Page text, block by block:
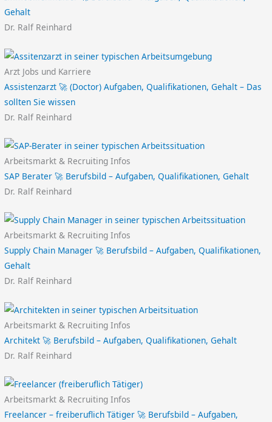
Gehalt
Dr. Ralf Reinhard
Arzt Jobs und Karriere
Assistenzarzt 🚀 (Doctor) Aufgaben, Qualifikationen, Gehalt – Das
sollten Sie wissen
Dr. Ralf Reinhard
Arbeitsmarkt & Recruiting Infos
SAP Berater 🚀 Berufsbild – Aufgaben, Qualifikationen, Gehalt
Dr. Ralf Reinhard
Arbeitsmarkt & Recruiting Infos
Supply Chain Manager 🚀 Berufsbild – Aufgaben, Qualifikationen,
Gehalt
Dr. Ralf Reinhard
Arbeitsmarkt & Recruiting Infos
Architekt 🚀 Berufsbild – Aufgaben, Qualifikationen, Gehalt
Dr. Ralf Reinhard
Arbeitsmarkt & Recruiting Infos
Freelancer – freiberuflich Tätiger 🚀 Berufsbild – Aufgaben,